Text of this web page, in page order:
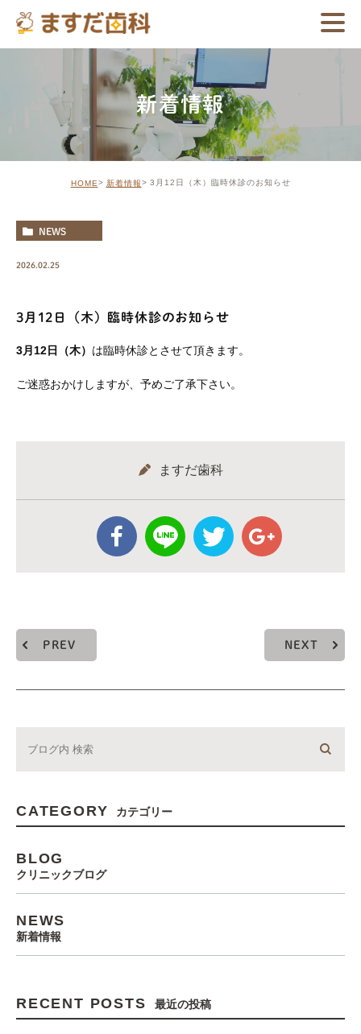
新着情報
HOME 新着情報 3月12日（木）臨時休診のお知らせ
NEWS
2026.02.25
3月12日（木）臨時休診のお知らせ
3月12日（木） は臨時休診とさせて頂きます。
ご迷惑おかけしますが、予めご了承下さい。
ますだ歯科
PREV NEXT
CATEGORY カテゴリー
BLOG
クリニックブログ
NEWS
新着情報
RECENT POSTS 最近の投稿